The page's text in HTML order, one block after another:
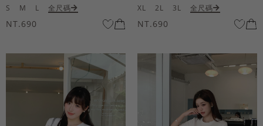
S M L 全尺碼
NT.690
XL 2L 3L 全尺碼
NT.690